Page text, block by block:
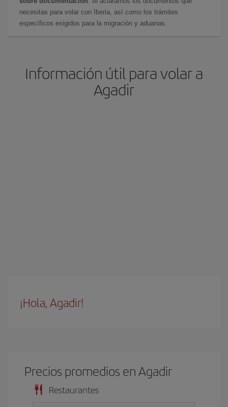
necesitas para volar con Iberia, así como los trámites
específicos exigidos para la migración y aduanas.
Información útil para volar a
Agadir
¡Hola, Agadir!
Precios promedios en Agadir
Restaurantes